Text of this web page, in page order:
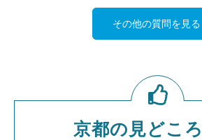
その他の質問を見る
京都の見どこ